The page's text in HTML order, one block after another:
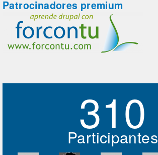
Patrocinadores premium
310
Participantes